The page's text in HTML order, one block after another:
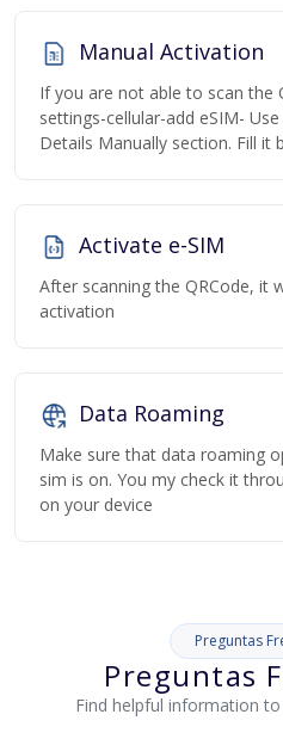
Manual Activation
If you are not able to scan the
settings-cellular-add eSIM-
Details Manually section. Fill it
Activate e-SIM
After scanning the QRCode, it
activation
Data Roaming
Make sure that data roaming
sim is on. You my check it
on your device
Preguntas
Preguntas
Find helpful information